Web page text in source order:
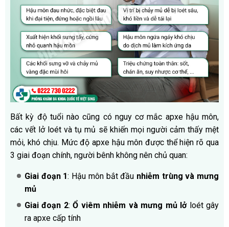
Bất kỳ độ tuổi nào cũng có nguy cơ mắc apxe hậu môn,
các vết lở loét và tụ mủ sẽ khiến mọi người cảm thấy mệt
mỏi, khó chịu. Mức độ apxe hậu môn được thể hiện rõ qua
3 giai đoạn chính, người bênh không nên chủ quan:
Giai đoạn 1: Hậu môn bắt đầu nhiễm trùng và mưng
mủ
Giai đoạn 2:Ổ viêm nhiễm và mưng mủ lởloét gây
ra apxe cấp tính